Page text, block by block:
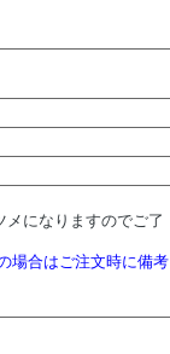
になりますのでご了
場合はご注文時に備考